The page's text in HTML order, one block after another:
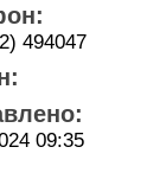
494047
09:35